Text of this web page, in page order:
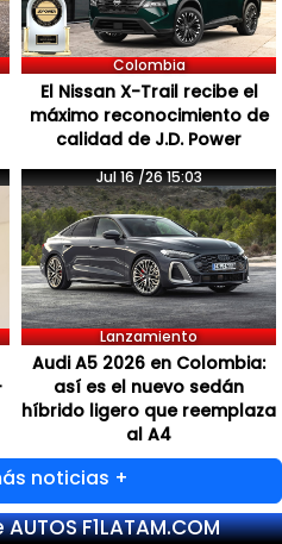
Colombia
El Nissan X-Trail recibe el
máximo reconocimiento de
calidad de J.D. Power
Jul 16 /26 15:03
Lanzamiento
Audi A5 2026 en Colombia:
así es el nuevo sedán
híbrido ligero que reemplaza
al A4
noticias +
F1LATAM.COM